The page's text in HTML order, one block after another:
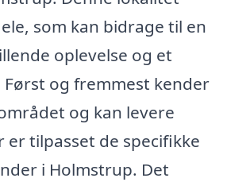
som kan bidrage til en
oplevelse og et
og fremmest kender
og kan levere
er tilpasset de specifikke
i Holmstrup. Det